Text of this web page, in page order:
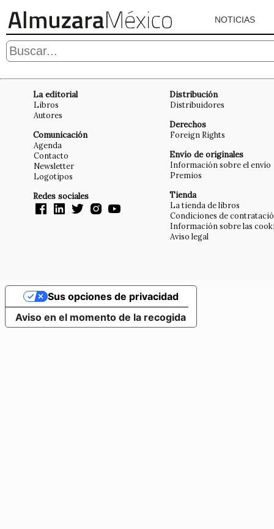
NOTICIAS
La editorial
Libros
Autores
Comunicación
Agenda
Contacto
Newsletter
Logotipos
Redes sociales
Distribución
Distribuidores
Derechos
Foreign Rights
Envío de originales
Información sobre el envío
Premios
Tienda
La tienda de libros
Condiciones de
Información sobre las
Aviso legal
Aviso en el momento de la recogida
Sus opciones de privacidad